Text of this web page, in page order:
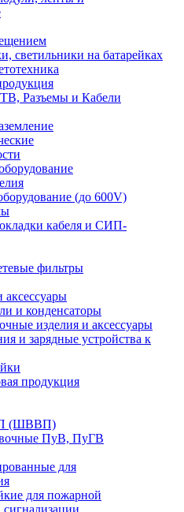
светильники на батарейках
Разъемы и Кабели
(до 600V)
кабеля и СИП-
фильтры
и конденсаторы
изделия и аксессуары
и зарядные устройства к
продукция
(ШВВП)
ПуВ, ПуГВ
для
для пожарной
сигнализации